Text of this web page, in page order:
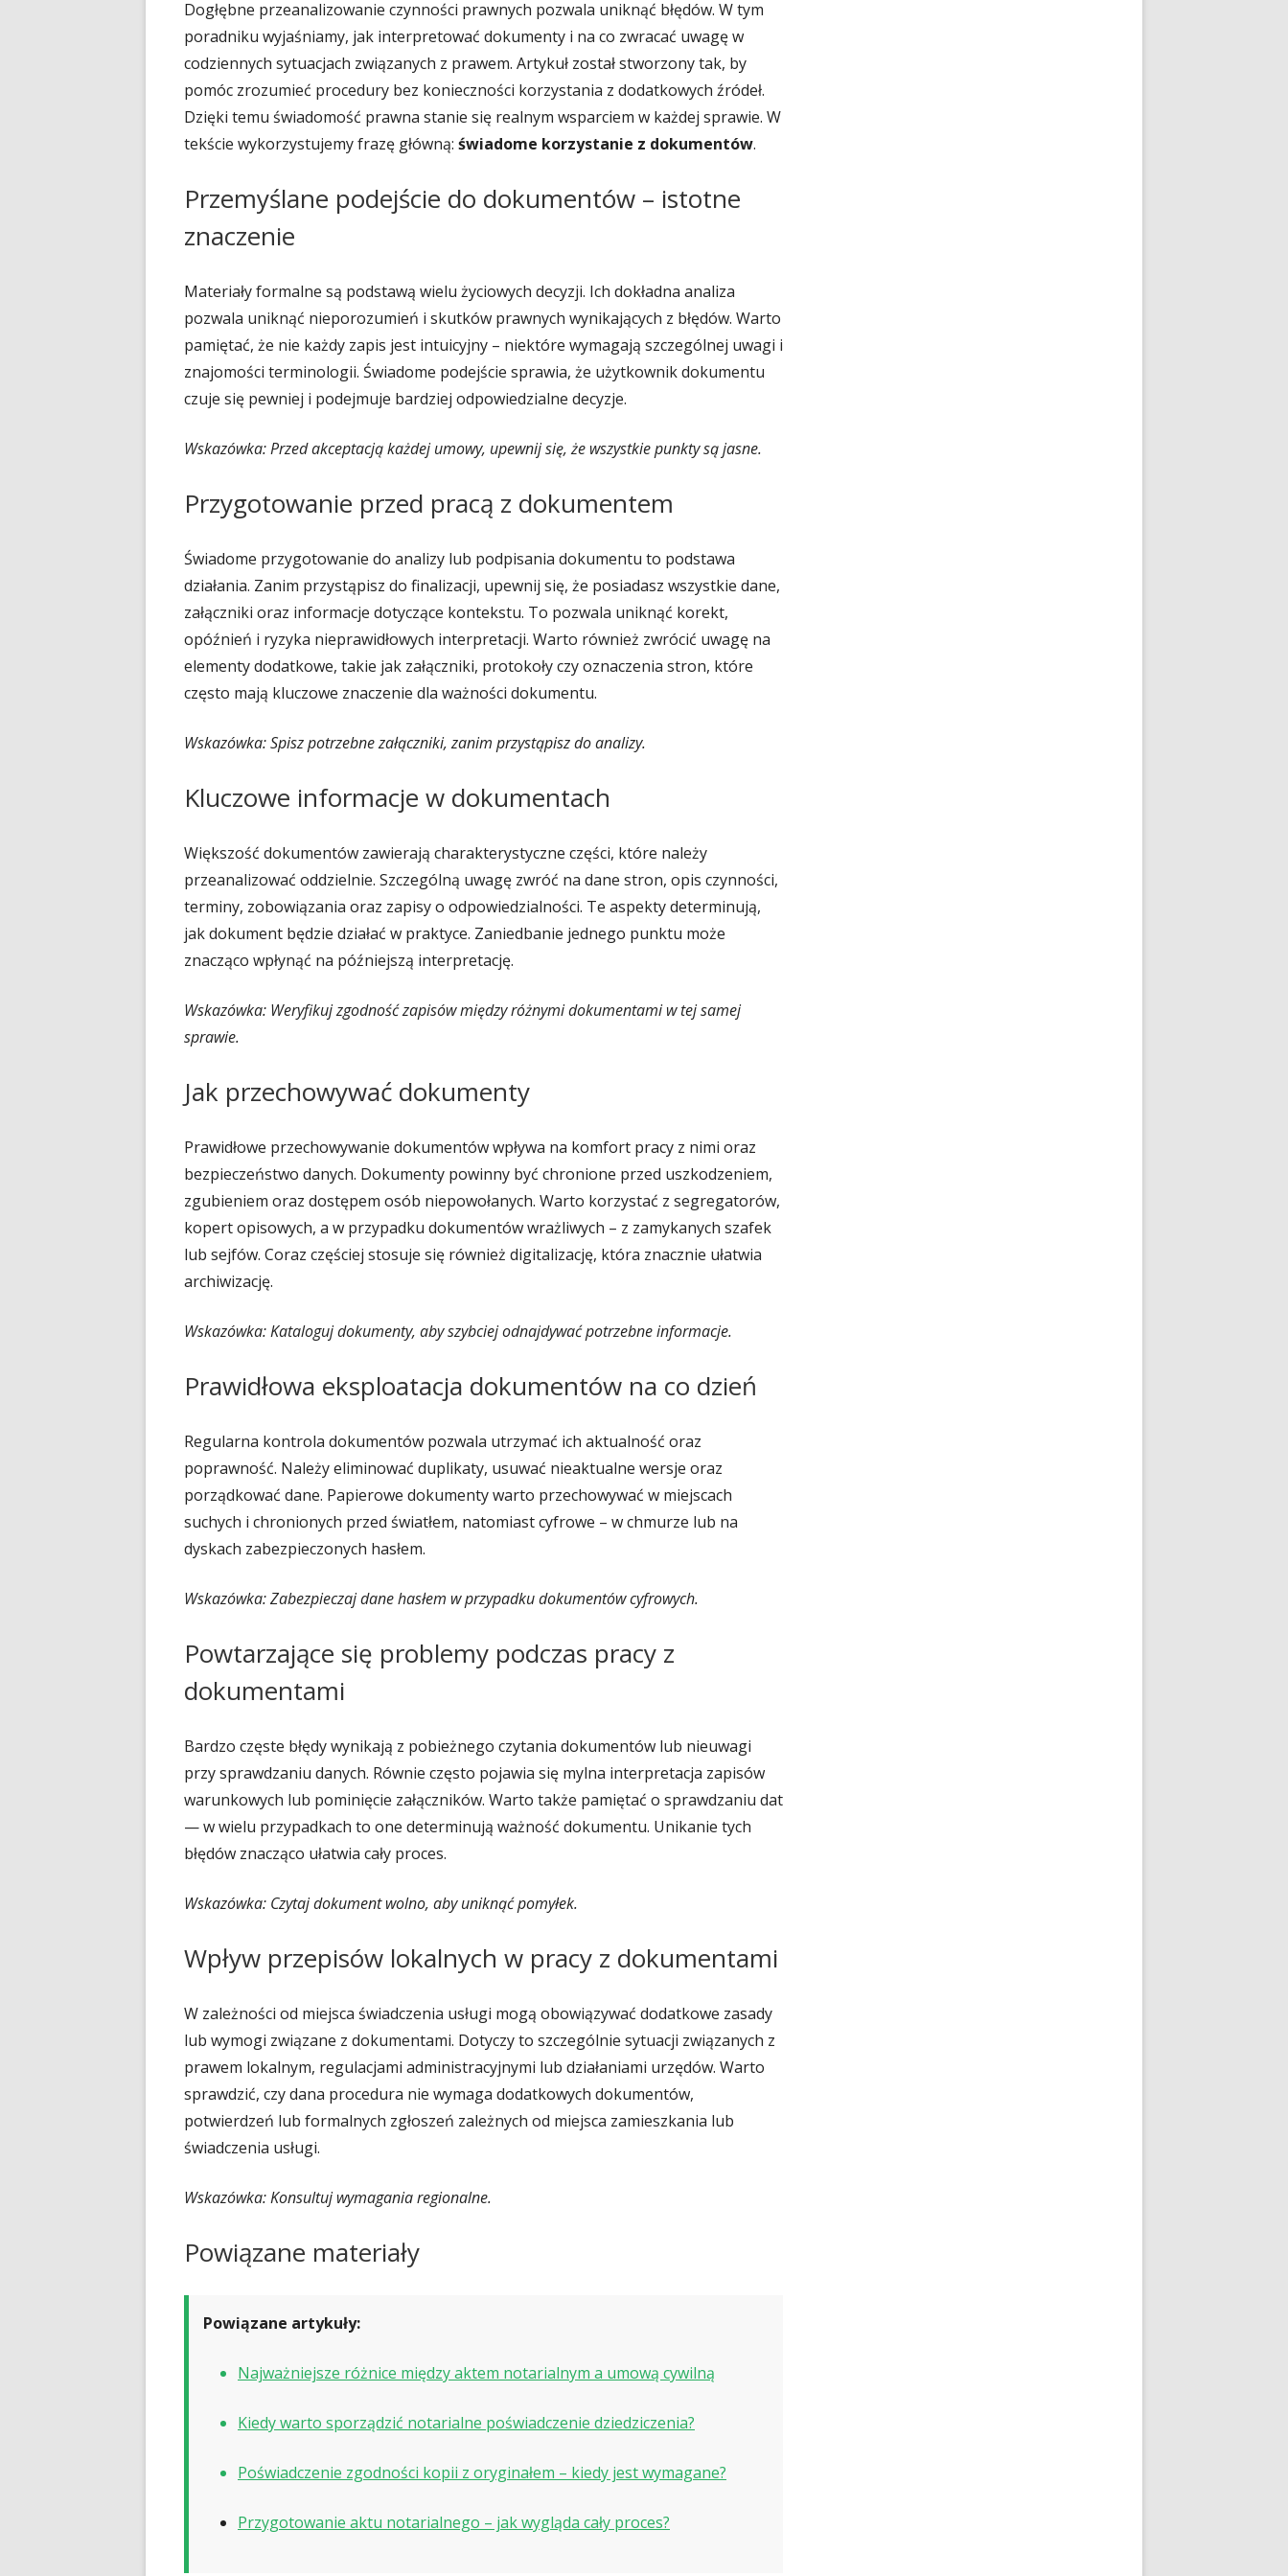
Dogłębne przeanalizowanie czynności prawnych pozwala uniknąć błędów. W tym
poradniku wyjaśniamy, jak interpretować dokumenty i na co zwracać uwagę w
codziennych sytuacjach związanych z prawem. Artykuł został stworzony tak, by
pomóc zrozumieć procedury bez konieczności korzystania z dodatkowych źródeł.
Dzięki temu świadomość prawna stanie się realnym wsparciem w każdej sprawie. W
tekście wykorzystujemy frazę główną: świadome korzystanie z dokumentów.
Przemyślane podejście do dokumentów – istotne
znaczenie
Materiały formalne są podstawą wielu życiowych decyzji. Ich dokładna analiza
pozwala uniknąć nieporozumień i skutków prawnych wynikających z błędów. Warto
pamiętać, że nie każdy zapis jest intuicyjny – niektóre wymagają szczególnej uwagi i
znajomości terminologii. Świadome podejście sprawia, że użytkownik dokumentu
czuje się pewniej i podejmuje bardziej odpowiedzialne decyzje.
Wskazówka: Przed akceptacją każdej umowy, upewnij się, że wszystkie punkty są jasne.
Przygotowanie przed pracą z dokumentem
Świadome przygotowanie do analizy lub podpisania dokumentu to podstawa
działania. Zanim przystąpisz do finalizacji, upewnij się, że posiadasz wszystkie dane,
załączniki oraz informacje dotyczące kontekstu. To pozwala uniknąć korekt,
opóźnień i ryzyka nieprawidłowych interpretacji. Warto również zwrócić uwagę na
elementy dodatkowe, takie jak załączniki, protokoły czy oznaczenia stron, które
często mają kluczowe znaczenie dla ważności dokumentu.
Wskazówka: Spisz potrzebne załączniki, zanim przystąpisz do analizy.
Kluczowe informacje w dokumentach
Większość dokumentów zawierają charakterystyczne części, które należy
przeanalizować oddzielnie. Szczególną uwagę zwróć na dane stron, opis czynności,
terminy, zobowiązania oraz zapisy o odpowiedzialności. Te aspekty determinują,
jak dokument będzie działać w praktyce. Zaniedbanie jednego punktu może
znacząco wpłynąć na późniejszą interpretację.
Wskazówka: Weryfikuj zgodność zapisów między różnymi dokumentami w tej samej
sprawie.
Jak przechowywać dokumenty
Prawidłowe przechowywanie dokumentów wpływa na komfort pracy z nimi oraz
bezpieczeństwo danych. Dokumenty powinny być chronione przed uszkodzeniem,
zgubieniem oraz dostępem osób niepowołanych. Warto korzystać z segregatorów,
kopert opisowych, a w przypadku dokumentów wrażliwych – z zamykanych szafek
lub sejfów. Coraz częściej stosuje się również digitalizację, która znacznie ułatwia
archiwizację.
Wskazówka: Kataloguj dokumenty, aby szybciej odnajdywać potrzebne informacje.
Prawidłowa eksploatacja dokumentów na co dzień
Regularna kontrola dokumentów pozwala utrzymać ich aktualność oraz
poprawność. Należy eliminować duplikaty, usuwać nieaktualne wersje oraz
porządkować dane. Papierowe dokumenty warto przechowywać w miejscach
suchych i chronionych przed światłem, natomiast cyfrowe – w chmurze lub na
dyskach zabezpieczonych hasłem.
Wskazówka: Zabezpieczaj dane hasłem w przypadku dokumentów cyfrowych.
Powtarzające się problemy podczas pracy z
dokumentami
Bardzo częste błędy wynikają z pobieżnego czytania dokumentów lub nieuwagi
przy sprawdzaniu danych. Równie często pojawia się mylna interpretacja zapisów
warunkowych lub pominięcie załączników. Warto także pamiętać o sprawdzaniu dat
— w wielu przypadkach to one determinują ważność dokumentu. Unikanie tych
błędów znacząco ułatwia cały proces.
Wskazówka: Czytaj dokument wolno, aby uniknąć pomyłek.
Wpływ przepisów lokalnych w pracy z dokumentami
W zależności od miejsca świadczenia usługi mogą obowiązywać dodatkowe zasady
lub wymogi związane z dokumentami. Dotyczy to szczególnie sytuacji związanych z
prawem lokalnym, regulacjami administracyjnymi lub działaniami urzędów. Warto
sprawdzić, czy dana procedura nie wymaga dodatkowych dokumentów,
potwierdzeń lub formalnych zgłoszeń zależnych od miejsca zamieszkania lub
świadczenia usługi.
Wskazówka: Konsultuj wymagania regionalne.
Powiązane materiały
Powiązane artykuły:
Najważniejsze różnice między aktem notarialnym a umową cywilną
Kiedy warto sporządzić notarialne poświadczenie dziedziczenia?
Poświadczenie zgodności kopii z oryginałem – kiedy jest wymagane?
Przygotowanie aktu notarialnego – jak wygląda cały proces?